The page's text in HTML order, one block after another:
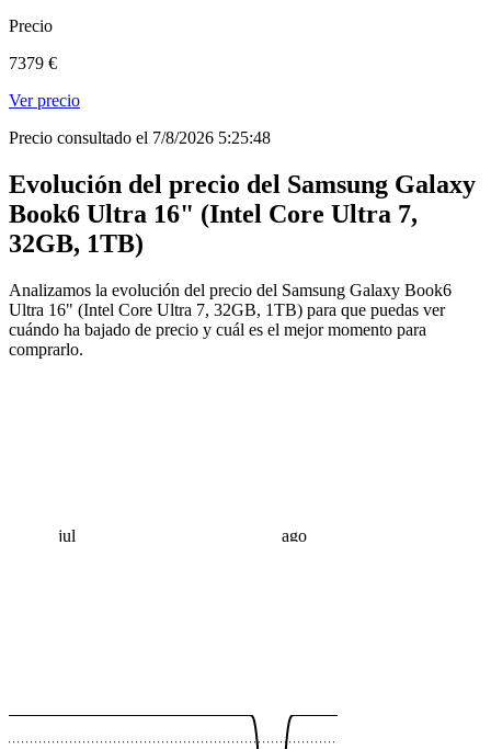
Precio
7379 €
Ver precio
Precio consultado el 7/8/2026 5:25:48
Evolución del precio del Samsung Galaxy
Book6 Ultra 16" (Intel Core Ultra 7,
32GB, 1TB)
Analizamos la evolución del precio del Samsung Galaxy Book6
Ultra 16" (Intel Core Ultra 7, 32GB, 1TB) para que puedas ver
cuándo ha bajado de precio y cuál es el mejor momento para
comprarlo.
jul ago